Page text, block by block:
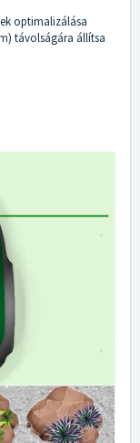
optimalizálása
távolságára állítsa